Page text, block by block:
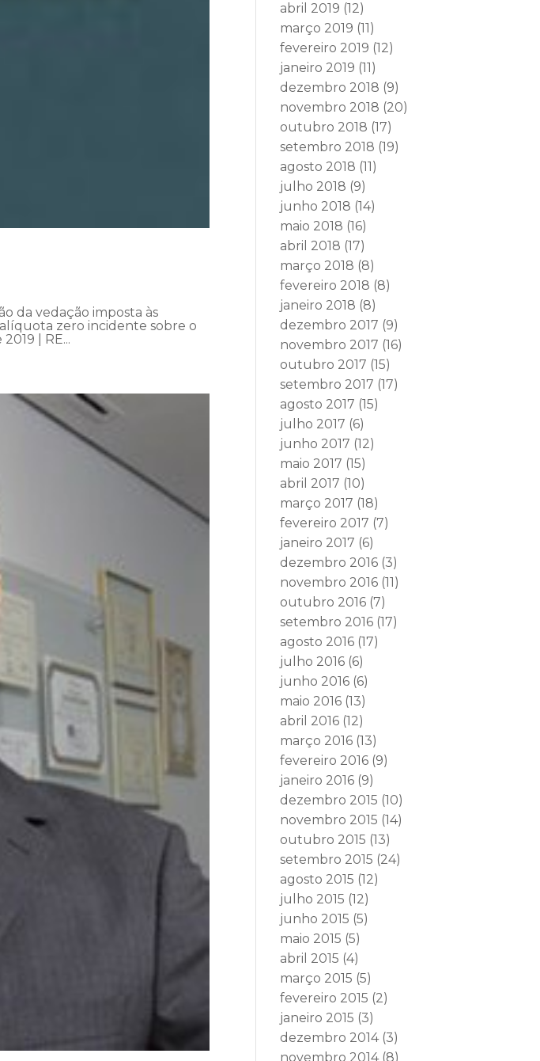
da vedação imposta às
zero incidente sobre o
| RE...
abril 2019 (12)
março 2019 (11)
fevereiro 2019 (12)
janeiro 2019 (11)
dezembro 2018 (9)
novembro 2018 (20)
outubro 2018 (17)
setembro 2018 (19)
agosto 2018 (11)
julho 2018 (9)
junho 2018 (14)
maio 2018 (16)
abril 2018 (17)
março 2018 (8)
fevereiro 2018 (8)
janeiro 2018 (8)
dezembro 2017 (9)
novembro 2017 (16)
outubro 2017 (15)
setembro 2017 (17)
agosto 2017 (15)
julho 2017 (6)
junho 2017 (12)
maio 2017 (15)
abril 2017 (10)
março 2017 (18)
fevereiro 2017 (7)
janeiro 2017 (6)
dezembro 2016 (3)
novembro 2016 (11)
outubro 2016 (7)
setembro 2016 (17)
agosto 2016 (17)
julho 2016 (6)
junho 2016 (6)
maio 2016 (13)
abril 2016 (12)
março 2016 (13)
fevereiro 2016 (9)
janeiro 2016 (9)
dezembro 2015 (10)
novembro 2015 (14)
outubro 2015 (13)
setembro 2015 (24)
agosto 2015 (12)
julho 2015 (12)
junho 2015 (5)
maio 2015 (5)
abril 2015 (4)
março 2015 (5)
fevereiro 2015 (2)
janeiro 2015 (3)
dezembro 2014(3)
novembro 2014(8)